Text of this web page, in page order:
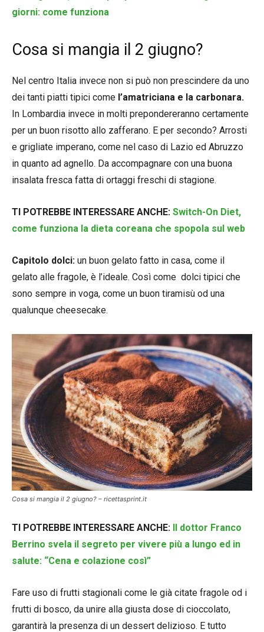
giorni: come funziona
Cosa si mangia il 2 giugno?
Nel centro Italia invece non si può non prescindere da uno
dei tanti piatti tipici come l’amatriciana e la carbonara.
In Lombardia invece in molti prepondereranno certamente
per un buon risotto allo zafferano. E per secondo? Arrosti
e grigliate imperano, come nel caso di Lazio ed Abruzzo
in quanto ad agnello. Da accompagnare con una buona
insalata fresca fatta di ortaggi freschi di stagione.
TI POTREBBE INTERESSARE ANCHE: Switch-On Diet,
come funziona la dieta coreana che spopola sul web
Capitolo dolci: un buon gelato fatto in casa, come il
gelato alle fragole, è l’ideale. Così come dolci tipici che
sono sempre in voga, come un buon tiramisù od una
qualunque cheesecake.
Cosa si mangia il 2 giugno? – ricettasprint.it
TI POTREBBE INTERESSARE ANCHE: Il dottor Franco
Berrino svela il segreto per vivere più a lungo ed in
salute: “Cena e colazione così”
Fare uso di frutti stagionali come le già citate fragole od i
frutti di bosco, da unire alla giusta dose di cioccolato,
garantirà la presenza di un dessert delizioso. E tutto